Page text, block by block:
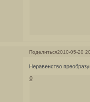
Поделиться2010-05-20
Неравенство
0